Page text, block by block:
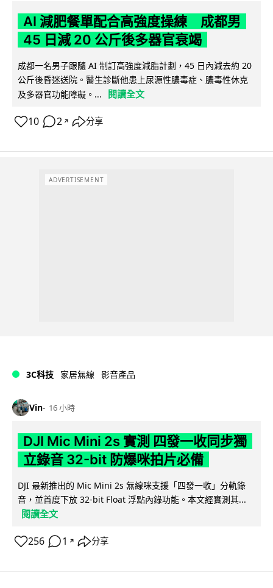
AI 減肥餐單配合高強度操練 成都男
45 日減 20 公斤後多器官衰竭
成都一名男子跟隨 AI 制訂高強度減脂計劃，45 日內減去約 20
公斤後昏迷送院。醫生診斷他患上尿源性膿毒症、膿毒性休克
及多器官功能障礙。...
閱讀全文
10 2 ↗ 分享
ADVERTISEMENT
3C科技 家居無線 影音產品
Vin 16 小時
DJI Mic Mini 2s 實測 四發一收同步獨
立錄音 32-bit 防爆咪拍片必備
DJI 最新推出的 Mic Mini 2s 無線咪支援「四發一收」分軌錄
音，並首度下放 32-bit Float 浮點內錄功能。本文經實測其...
閱讀全文
256 1 ↗ 分享